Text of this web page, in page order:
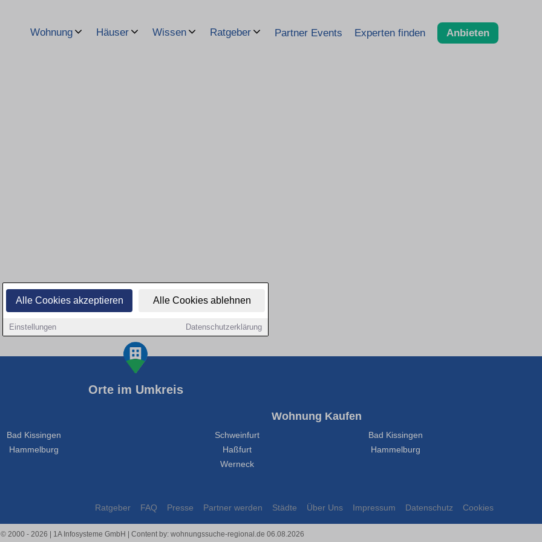
Alle Cookies akzeptieren Alle Cookies ablehnen
Einstellungen Datenschutzerklärung
Wohnung Häuser Wissen Ratgeber Partner Events Experten finden Anbieten
Orte im Umkreis
Bad Kissingen
Hammelburg
Wohnung Kaufen
Schweinfurt
Bad Kissingen
Haßfurt
Hammelburg
Werneck
Ratgeber FAQ Presse Partner werden Städte Über Uns Impressum Datenschutz Cookies
2000 - 2026 | 1A Infosysteme GmbH | Content by: wohnungssuche-regional.de 06.08.2026